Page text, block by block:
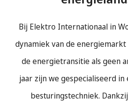
Bij Elektro Internationaal in
dynamiek van de
de energietransitie als geen
jaar zijn we gespecialiseerd
besturingstechniek.